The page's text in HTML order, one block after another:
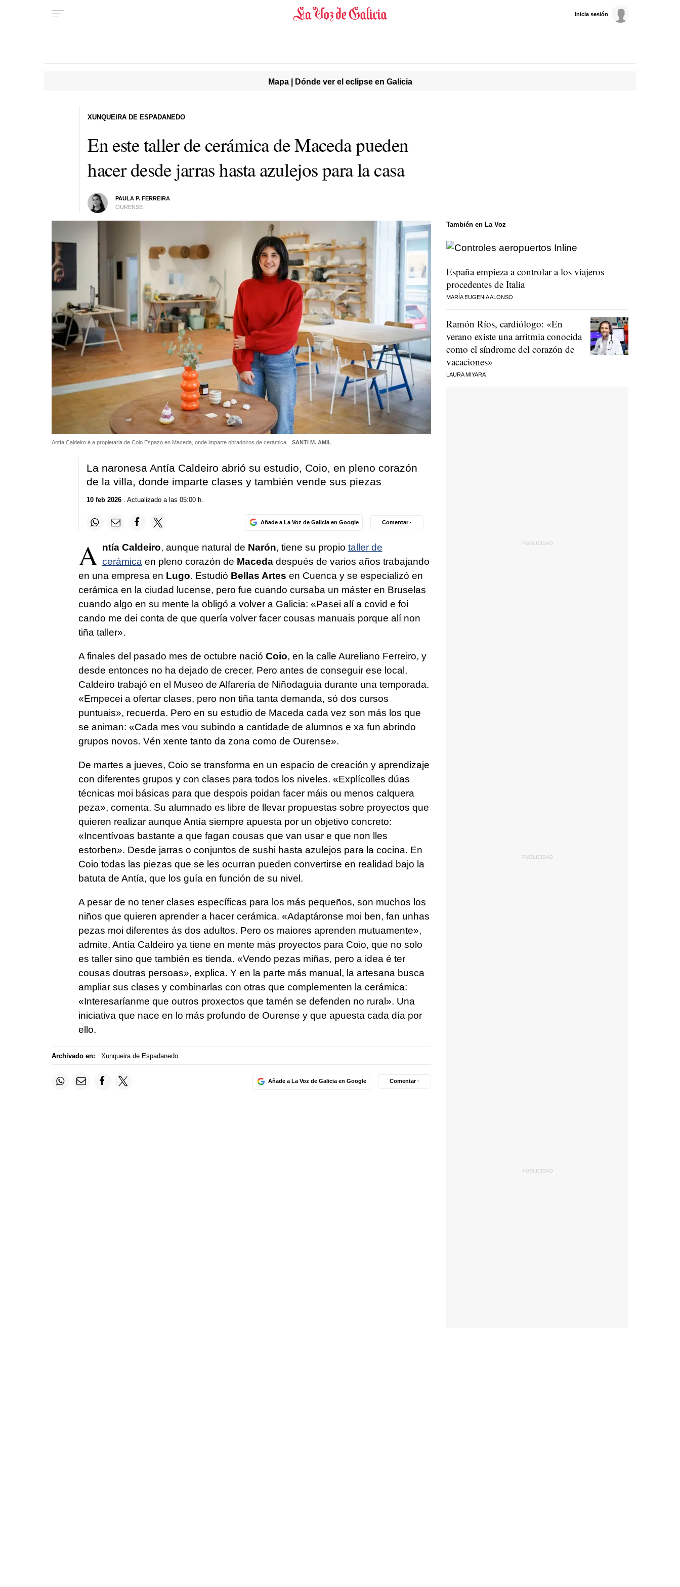
Inicia sesión
Mapa | Dónde ver el eclipse en Galicia
En este taller de cerámica de Maceda pueden
hacer desde jarras hasta azulejos para la casa
PAULA P. FERREIRA
OURENSE
XUNQUEIRA DE ESPADANEDO
Antía Caldeiro é a propietaria de Coio Espazo en Maceda, onde imparte obradoiros de cerámica SANTI M. AMIL
La naronesa Antía Caldeiro abrió su estudio, Coio, en pleno corazón
de la villa, donde imparte clases y también vende sus piezas
10 feb 2026. Actualizado a las 05:00 h.
Añade a La Voz de Galicia en Google Comentar ·
A ntía Caldeiro, aunque natural de Narón, tiene su propio taller de
cerámicaen pleno corazón de Macedadespués de varios años trabajando
en una empresa en Lugo. Estudió Bellas Artes en Cuenca y se especializó en
cerámica en la ciudad lucense, pero fue cuando cursaba un máster en Bruselas
cuando algo en su mente la obligó a volver a Galicia: «Pasei alí a covid e foi
cando me dei conta de que quería volver facer cousas manuais porque alí non
tiña taller».
A finales del pasado mes de octubre nació Coio, en la calle Aureliano Ferreiro, y
desde entonces no ha dejado de crecer. Pero antes de conseguir ese local,
Caldeiro trabajó en el Museo de Alfarería de Niñodaguia durante una temporada.
«Empecei a ofertar clases, pero non tiña tanta demanda, só dos cursos
puntuais», recuerda. Pero en su estudio de Maceda cada vez son más los que
se animan: «Cada mes vou subindo a cantidade de alumnos e xa fun abrindo
grupos novos. Vén xente tanto da zona como de Ourense».
De martes a jueves, Coio se transforma en un espacio de creación y aprendizaje
con diferentes grupos y con clases para todos los niveles. «Explícolles dúas
técnicas moi básicas para que despois poidan facer máis ou menos calquera
peza», comenta. Su alumnado es libre de llevar propuestas sobre proyectos que
quieren realizar aunque Antía siempre apuesta por un objetivo concreto:
«Incentívoas bastante a que fagan cousas que van usar e que non lles
estorben». Desde jarras o conjuntos de sushi hasta azulejos para la cocina. En
Coio todas las piezas que se les ocurran pueden convertirse en realidad bajo la
batuta de Antía, que los guía en función de su nivel.
A pesar de no tener clases específicas para los más pequeños, son muchos los
niños que quieren aprender a hacer cerámica. «Adaptáronse moi ben, fan unhas
pezas moi diferentes ás dos adultos. Pero os maiores aprenden mutuamente»,
admite. Antía Caldeiro ya tiene en mente más proyectos para Coio, que no solo
es taller sino que también es tienda. «Vendo pezas miñas, pero a idea é ter
cousas doutras persoas», explica. Y en la parte más manual, la artesana busca
ampliar sus clases y combinarlas con otras que complementen la cerámica:
«Interesaríanme que outros proxectos que tamén se defenden no rural». Una
iniciativa que nace en lo más profundo de Ourense y que apuesta cada día por
ello.
Archivado en: Xunqueira de Espadanedo
Añade a La Voz de Galicia en Google Comentar ·
También en La Voz
España empieza a controlar a los viajeros
procedentes de Italia
MARÍA EUGENIA ALONSO
Ramón Ríos, cardiólogo: «En
verano existe una arritmia conocida
como el síndrome del corazón de
vacaciones»
LAURA MIYARA